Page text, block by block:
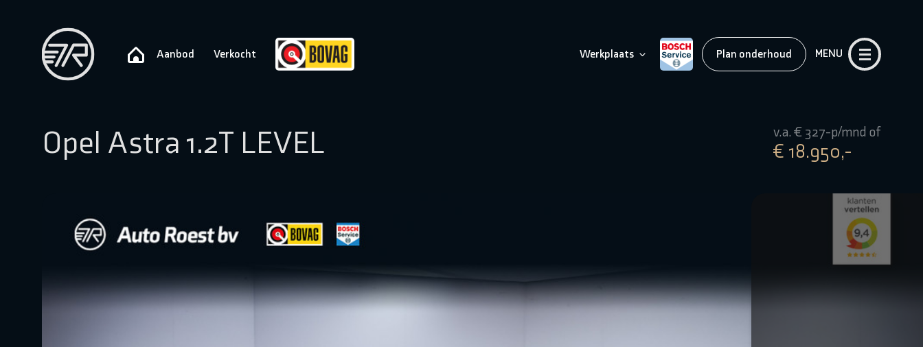
Aanbod Verkocht Werkplaats Plan onderhoud MENU
Opel Astra 1.2T LEVEL v.a. € 327-p/mnd of
€ 18.950,-